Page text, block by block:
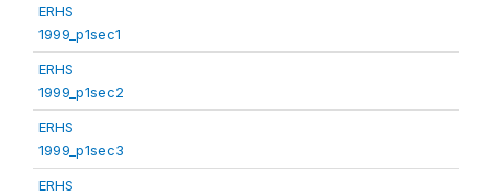
ERHS
1999_p1sec1
ERHS
1999_p1sec2
ERHS
1999_p1sec3
ERHS